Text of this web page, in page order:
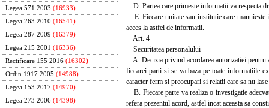
Legea 571 2003 (16933)
Legea 263 2010 (16541)
Legea 287 2009 (16379)
Legea 215 2001 (16336)
Rectificare 155 2016 (16302)
Ordin 1917 2005 (14988)
Legea 153 2017 (14970)
Legea 273 2006 (14398)
D. Partea care primeste informatii va respecta
E. Fiecare unitate sau institutie care manuieste
acces la astfel de informatii.
Art. 4
Securitatea personalului
A. Decizia privind acordarea autorizatiei pentru
fiecarei parti si se va baza pe toate informatiile
caracter ferm si preocupari si relatii care sa nu
B. Fiecare parte va realiza o investigatie
refera prezentul acord, astfel incat aceasta sa